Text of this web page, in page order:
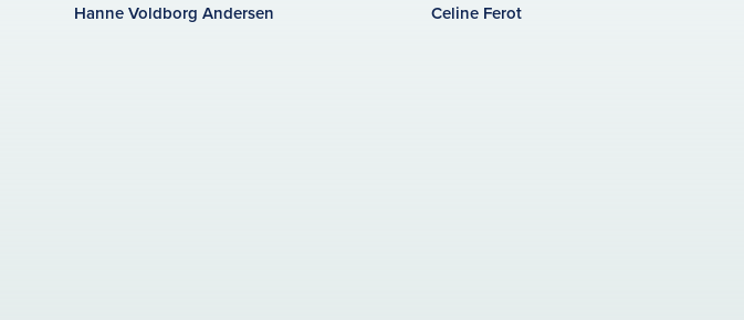
Hanne Voldborg Andersen Celine Ferot